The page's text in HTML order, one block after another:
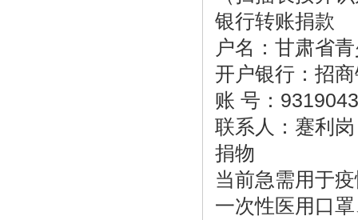
银行转账捐款
户名：甘肃省
开户银行：招
账 号：
联系人：蹇利
捐物
当前急需用于
一次性医用口